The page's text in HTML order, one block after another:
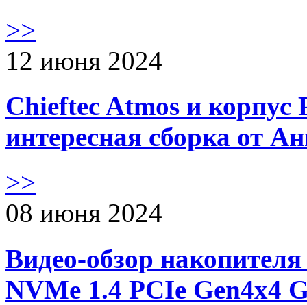
>>
12 июня 2024
Chieftec Atmos и корпус
интересная сборка от
>>
08 июня 2024
Видео-обзор
NVMe 1.4 PCIe Gen4х4